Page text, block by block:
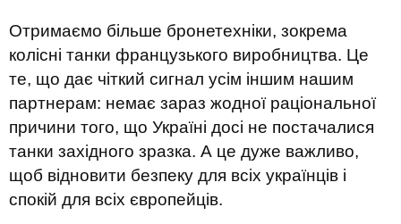
Отримаємо більше бронетехніки, зокрема
колісні танки французького виробництва. Це
те, що дає чіткий сигнал усім іншим нашим
партнерам: немає зараз жодної раціональної
причини того, що Україні досі не постачалися
танки західного зразка. А це дуже важливо,
щоб відновити безпеку для всіх українців і
спокій для всіх європейців.